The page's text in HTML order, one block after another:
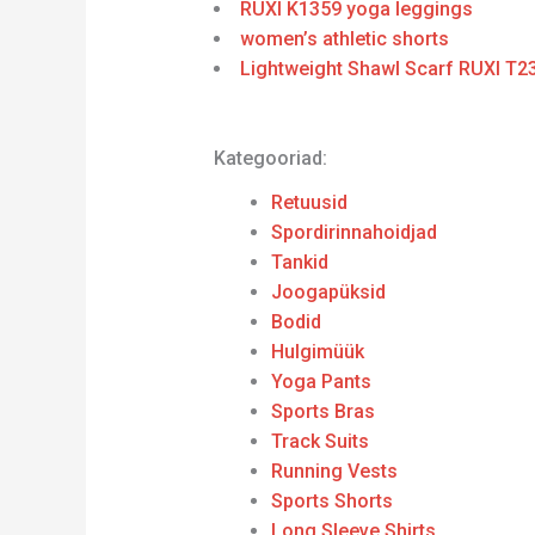
RUXI K1359 yoga leggings
women’s athletic shorts
Lightweight Shawl Scarf RUXI
Kategooriad:
Retuusid
Spordirinnahoidjad
Tankid
Joogapüksid
Bodid
Hulgimüük
Yoga Pants
Sports Bras
Track Suits
Running Vests
Sports Shorts
Long Sleeve Shirts